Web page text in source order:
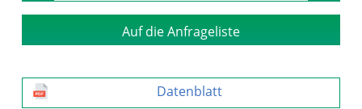
Auf die Anfrageliste
Datenblatt